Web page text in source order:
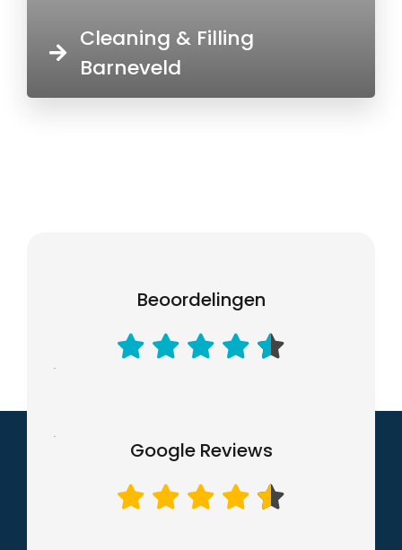
Cleaning & Filling
Barneveld
Beoordelingen
Google Reviews